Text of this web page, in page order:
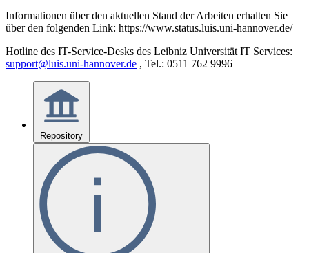
Informationen über den aktuellen Stand der Arbeiten erhalten Sie
über den folgenden Link: https://www.status.luis.uni-hannover.de/
Hotline des IT-Service-Desks des Leibniz Universität IT Services:
support@luis.uni-hannover.de , Tel.: 0511 762 9996
Repository